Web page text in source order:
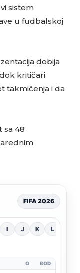
sistem
u fudbalskoj
dobija
kritičari
takmičenja i da
sa 48
FIFA 2026
I J K L
O BOD